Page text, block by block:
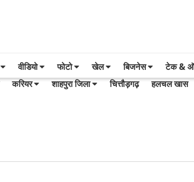
वीडियो फोटो खेल बिजनेस टेक &
करियर शाहपुरा जिला चित्तौड़गढ़ हलचल खास